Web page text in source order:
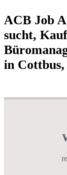
ACB Job
sucht,
in